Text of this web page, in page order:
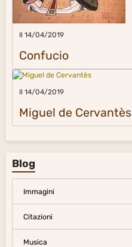
Il 14/04/2019
Confucio
Il 14/04/2019
Miguel de Cervantès
Blog
Immagini
Citazioni
Musica